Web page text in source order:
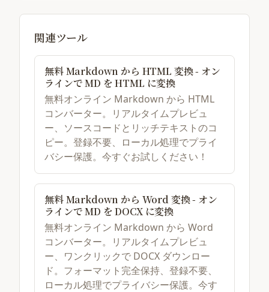
関連ツール
無料 Markdown から HTML 変換 - オン
ラインで MD を HTML に変換
無料オンライン Markdown から HTML
コンバーター。リアルタイムプレビュ
ー、ソースコードとリッチテキストのコ
ピー。登録不要、ローカル処理でプライ
バシー保護。今すぐお試しください！
無料 Markdown から Word 変換 - オン
ラインで MD を DOCX に変換
無料オンライン Markdown から Word
コンバーター。リアルタイムプレビュ
ー、ワンクリックで DOCX ダウンロー
ド。フォーマット完全保持、登録不要、
ローカル処理でプライバシー保護。今す